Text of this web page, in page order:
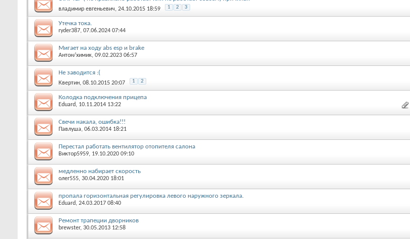
владимир евгеньевич, 24.10.2015 18:59 1 2 3
Утечка тока.
ryder387, 07.06.2024 07:44
Мигает на ходу abs esp и brake
Антон/химик, 09.02.2023 06:57
Не заводится :(
Квертин, 08.10.2015 20:07 1 2
Колодка подключения прицепа
Eduard, 10.11.2014 13:22
Свечи накала, ошибка!!!
Павлуша, 06.03.2014 18:21
Перестал работать вентилятор отопителя салона
Виктор5959, 19.10.2020 09:10
медленно набирает скорость
олег555, 30.04.2020 18:01
пропала горизонтальная регулировка левого наружного зеркала.
Eduard, 24.03.2017 08:40
Ремонт трапеции дворников
brewster, 30.05.2013 12:58